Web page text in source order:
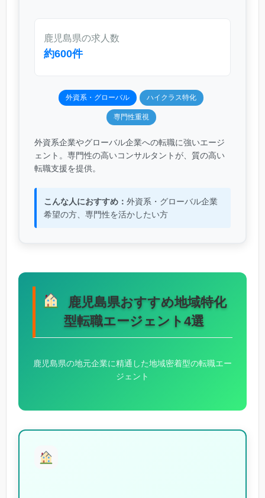
鹿児島県の求人数
約600件
外資系・グローバル ハイクラス特化
専門性重視
外資系企業やグローバル企業への転職に強いエージ
ェント。専門性の高いコンサルタントが、質の高い
転職支援を提供。
こんな人におすすめ： 外資系・グローバル企業
希望の方、専門性を活かしたい方
鹿児島県おすすめ地域特化
型転職エージェント4選
鹿児島県の地元企業に精通した地域密着型の転職エー
ジェント